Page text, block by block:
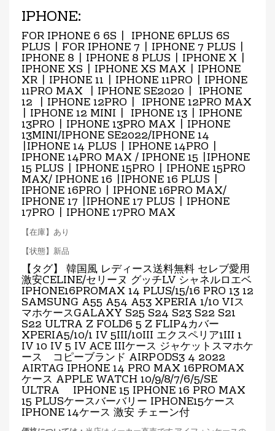
IPHONE:
FOR IPHONE 6 6S | IPHONE 6PLUS 6S
PLUS | FOR IPHONE 7 | IPHONE 7 PLUS |
IPHONE 8 | IPHONE 8 PLUS | IPHONE X |
IPHONE XS | IPHONE XS MAX | IPHONE
XR | IPHONE 11 | IPHONE 11PRO | IPHONE
11PRO MAX | IPHONE SE2020 | IPHONE
12 | IPHONE 12PRO | IPHONE 12PRO MAX
| IPHONE 12 MINI | IPHONE 13 | IPHONE
13PRO | IPHONE 13PRO MAX | IPHONE
13MINI/IPHONE SE2022/IPHONE 14
|IPHONE 14 PLUS | IPHONE 14PRO |
IPHONE 14PRO MAX / IPHONE 15 |IPHONE
15 PLUS | IPHONE 15PRO | IPHONE 15PRO
MAX/ IPHONE 16 |IPHONE 16 PLUS |
IPHONE 16PRO | IPHONE 16PRO MAX/
IPHONE 17 |IPHONE 17 PLUS | IPHONE
17PRO | IPHONE 17PRO MAX
【在庫】あり
【状態】新品
【タグ】 韓国風 レディース送料無料 セレブ愛用
激安CELINE/セリーヌ グッチLV シャネルロエベ
IPHONE16PROMAX 14 PLUS/15/16 PRO 13 12
SAMSUNG A55 A54 A53 XPERIA 1/10 VIス
マホケースGALAXY S25 S24 S23 S22 S21
S22 ULTRA Z FOLD6 5 Z FLIP4カバー
XPERIA5/10/1 IV 5III/10III エクスペリア1III 1
IV 10 IV 5 IV ACE IIIケース ジャケットスマホケ
ース コピーブランド AIRPODS3 4 2022
AIRTAG IPHONE 14 PRO MAX 16PROMAX
ケース APPLE WATCH 10/9/8/7/6/5/SE
ULTRA IPHONE 15 IPHONE 16 PRO MAX
15 PLUSケースバーバリー IPHONE15ケース
IPHONE 14ケース 激安 チェーン付